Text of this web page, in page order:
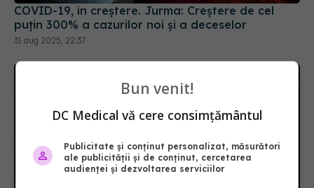
COVID-19, în creștere. Jurma: Creștere de cel
puțin 300% a cazurilor noi și a deceselor
31 aug 2025, 22:37
Bun venit!
DC Medical vă cere consimțământul
Publicitate și conținut personalizat, măsurători
ale publicității și de conținut, cercetarea
audienței și dezvoltarea serviciilor